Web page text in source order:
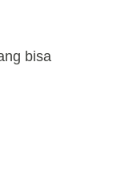
bisa